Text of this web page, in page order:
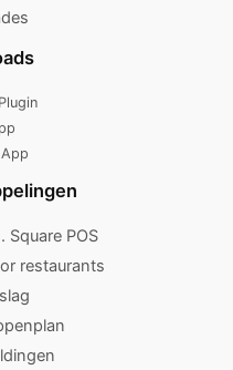
Square POS
restaurants